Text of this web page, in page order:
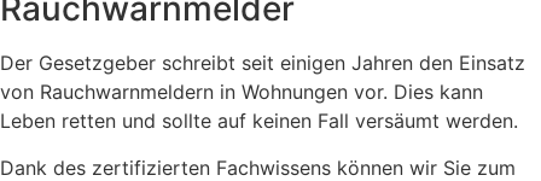
Rauchwarnmelder
Der Gesetzgeber schreibt seit einigen Jahren den Einsatz
von Rauchwarnmeldern in Wohnungen vor. Dies kann
Leben retten und sollte auf keinen Fall versäumt werden.
Dank des zertifizierten Fachwissens können wir Sie zum